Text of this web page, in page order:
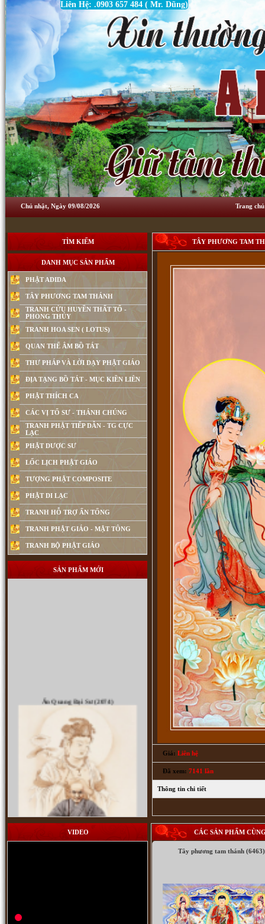
Liên Hệ: .0903 657 484 ( Mr. Dũng)
Chủ nhật, Ngày 09/08/2026 Trang chủ
TÌM KIẾM
DANH MỤC SẢN PHẨM
PHẬT ADIDA
TÂY PHƯƠNG TAM THÁNH
TRANH CỬU HUYỀN THẤT TỔ -
PHONG THỦY
TRANH HOA SEN ( LOTUS)
QUAN THẾ ÂM BỒ TÁT
THƯ PHÁP VÀ LỜI DẠY PHẬT GIÁO
ĐỊA TẠNG BỒ TÁT - MỤC KIỀN LIÊN
PHẬT THÍCH CA
CÁC VỊ TỔ SƯ - THÁNH CHÚNG
TRANH PHẬT TIẾP DẪN - TG CỰC
LẠC
PHẬT DƯỢC SƯ
LỐC LỊCH PHẬT GIÁO
TƯỢNG PHẬT COMPOSITE
PHẬT DI LẠC
TRANH HỖ TRỢ ẤN TỐNG
TRANH PHẬT GIÁO - MẬT TÔNG
TRANH BỘ PHẬT GIÁO
SẢN PHẨM MỚI
VIDEO
TÂY PHƯƠNG TAM
Giá: Liên hệ
Đã xem: 7141 lần
Thông tin chi tiết
CÁC SẢN PHẨM
Tây phương tam thánh (6463)